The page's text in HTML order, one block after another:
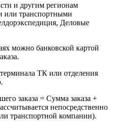
и другим регионам
или транспортными
Деловые
можно банковской картой
терминала ТК или отделения
заказа = Сумма заказа +
непосредственно
транспортной компании).